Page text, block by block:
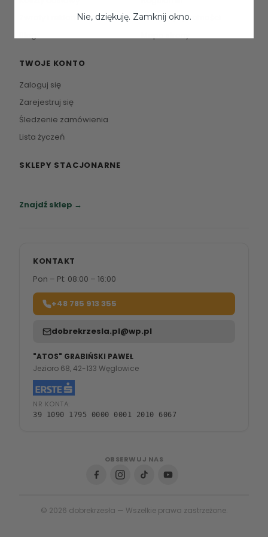
Zwroty i reklamacje
Polityka prywatności
TWOJE KONTO
Zaloguj się
Zarejestruj się
Śledzenie zamówienia
Lista życzeń
SKLEPY STACJONARNE
Znajdź sklep →
KONTAKT
Pon – Pt: 08:00 – 16:00
+48 785 913 355
dobrekrzesla.pl@wp.pl
"ATOS" GRABIŃSKI PAWEŁ
Jezioro 68, 42-133 Węglowice
NR KONTA:
39 1090 1795 0000 0001 2010 6067
OBSERWUJ NAS
© 2026 dobrekrzesła — Wszelkie prawa zastrzeżone.
Nie, dziękuję. Zamknij okno.